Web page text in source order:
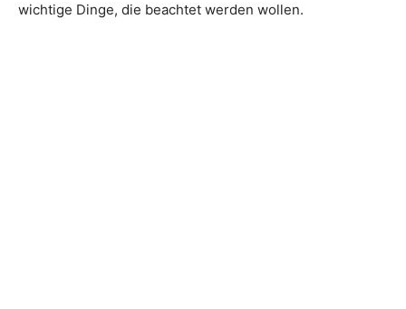
wichtige Dinge, die beachtet werden wollen.